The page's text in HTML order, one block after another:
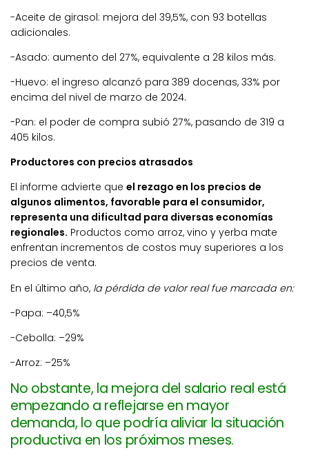
-Aceite de girasol: mejora del 39,5%, con 93 botellas
adicionales.
-Asado: aumento del 27%, equivalente a 28 kilos más.
-Huevo: el ingreso alcanzó para 389 docenas, 33% por
encima del nivel de marzo de 2024.
-Pan: el poder de compra subió 27%, pasando de 319 a
405 kilos.
Productores con precios atrasados
El informe advierte que el rezago en los precios de
algunos alimentos, favorable para el consumidor,
representa una dificultad para diversas economías
regionales. Productos como arroz, vino y yerba mate
enfrentan incrementos de costos muy superiores a los
precios de venta.
En el último año, la pérdida de valor real fue marcada en:
-Papa: –40,5%
-Cebolla: –29%
-Arroz: –25%
No obstante, la mejora del salario real está
empezando a reflejarse en mayor
demanda, lo que podría aliviar la situación
productiva en los próximos meses.